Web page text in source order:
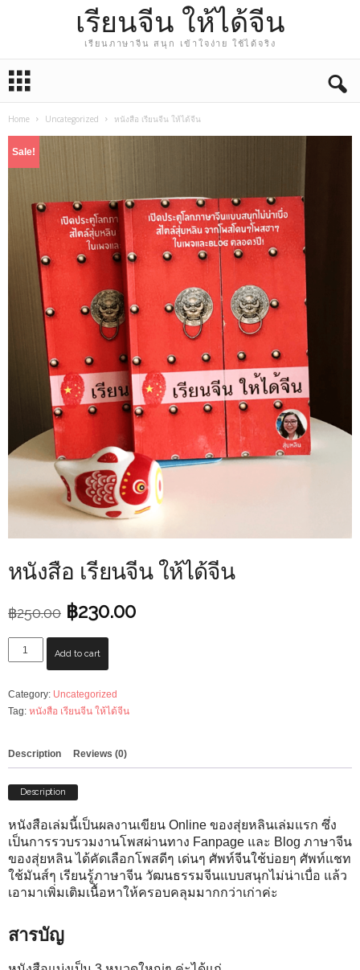
เรียนจีน ให้ได้จีน
เรียนภาษาจีน สนุก เข้าใจง่าย ใช้ได้จริง
Home Uncategorized หนังสือ เรียนจีน ให้ได้จีน
Sale!
หนังสือ เรียนจีน ให้ได้จีน
฿250.00 Original
price
was:
฿250.00.
฿230.00Current
หนังสือ
เรียน
ให้
ได้
Add to cart
Category: Uncategorized
Tag: หนังสือ เรียนจีน ให้ได้จีน
Description Reviews (0)
Description
หนังสือเล่มนี้เป็นผลงานเขียน Online ของสุ่ยหลินเล่มแรก ซึ่ง
เป็นการรวบรวมงานโพสผ่านทาง Fanpage และ Blog ภาษาจีน
ของสุ่ยหลิน ได้คัดเลือกโพสดีๆ เด่นๆ ศัพท์จีนใช้บ่อยๆ ศัพท์แชท
ใช้มันส์ๆ เรียนรู้ภาษาจีน วัฒนธรรมจีนแบบสนุกไม่น่าเบื่อ แล้ว
เอามาเพิ่มเติมเนื้อหาให้ครอบคลุมมากกว่าเก่าค่ะ
สารบัญ